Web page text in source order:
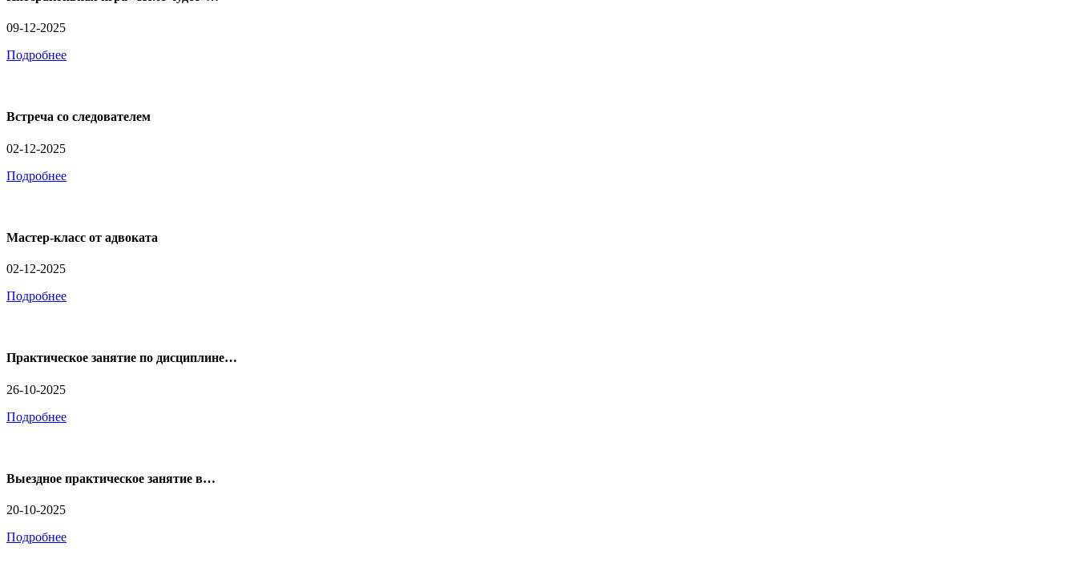
09-12-2025
Подробнее
Встреча со следователем
02-12-2025
Подробнее
Мастер-класс от адвоката
02-12-2025
Подробнее
Практическое занятие по дисциплине…
26-10-2025
Подробнее
Выездное практическое занятие в…
20-10-2025
Подробнее